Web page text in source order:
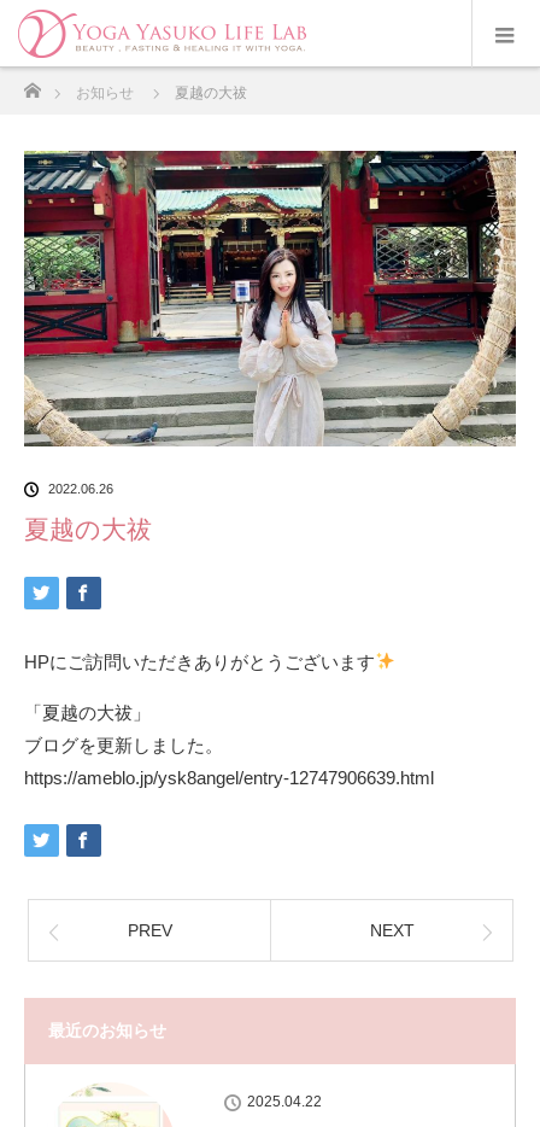
ホーム
お知らせ 夏越の大祓
2022.06.26
夏越の大祓
HPにご訪問いただきありがとうございます
「夏越の大祓」
ブログを更新しました。
https://ameblo.jp/ysk8angel/entry-12747906639.html
PREV NEXT
最近のお知らせ
2025.04.22